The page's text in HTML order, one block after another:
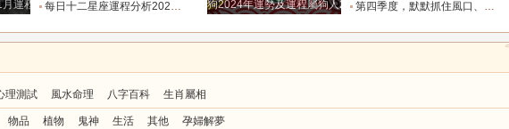
運程解析每日十二星座運程分析2026.8.8_靈感_成長_事情
狗2024年運勢及運程屬狗人2024運勢好嗎第四季度，默默抓住風口、收入節節走高的四大星座！越攢越富_機會_能量_直覺
理測試 風水命理 八字百科 生肖屬相
物品 植物 鬼神 生活 其他 孕婦解夢